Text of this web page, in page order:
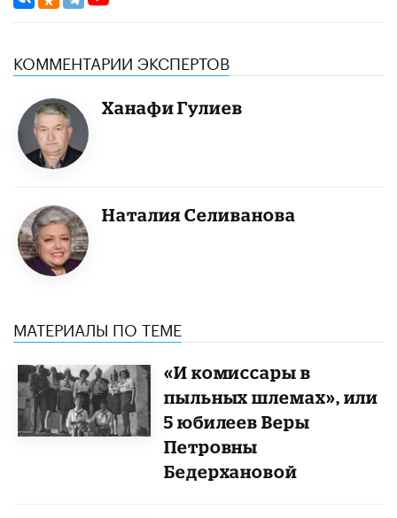
КОММЕНТАРИИ ЭКСПЕРТОВ
Ханафи Гулиев
Наталия Селиванова
МАТЕРИАЛЫ ПО ТЕМЕ
«И комиссары в
пыльных шлемах», или
5 юбилеев Веры
Петровны
Бедерхановой